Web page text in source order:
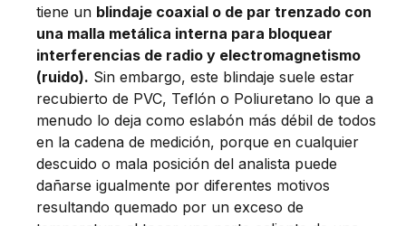
tiene un blindaje coaxial o de par trenzado con
una malla metálica interna para bloquear
interferencias de radio y electromagnetismo
(ruido). Sin embargo, este blindaje suele estar
recubierto de PVC, Teflón o Poliuretano lo que a
menudo lo deja como eslabón más débil de todos
en la cadena de medición, porque en cualquier
descuido o mala posición del analista puede
dañarse igualmente por diferentes motivos
resultando quemado por un exceso de